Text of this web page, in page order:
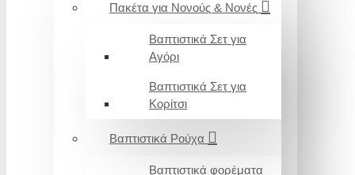
Πακέτα για Νονούς & Νονές
Βαπτιστικά Σετ για
Αγόρι
Βαπτιστικά Σετ για
Κορίτσι
Βαπτιστικά Ρούχα
Βαπτιστικά φορέματα